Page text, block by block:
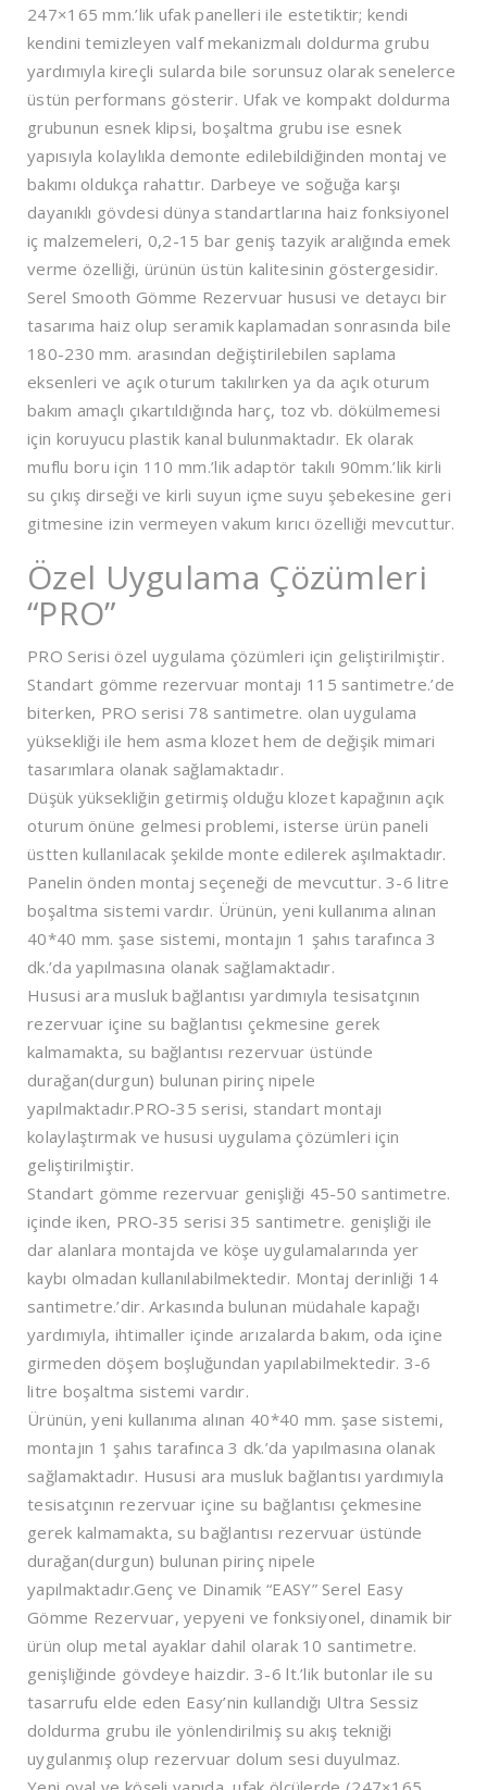
247×165 mm.’lik ufak panelleri ile estetiktir; kendi
kendini temizleyen valf mekanizmalı doldurma grubu
yardımıyla kireçli sularda bile sorunsuz olarak senelerce
üstün performans gösterir. Ufak ve kompakt doldurma
grubunun esnek klipsi, boşaltma grubu ise esnek
yapısıyla kolaylıkla demonte edilebildiğinden montaj ve
bakımı oldukça rahattır. Darbeye ve soğuğa karşı
dayanıklı gövdesi dünya standartlarına haiz fonksiyonel
iç malzemeleri, 0,2-15 bar geniş tazyik aralığında emek
verme özelliği, ürünün üstün kalitesinin göstergesidir.
Serel Smooth Gömme Rezervuar hususi ve detaycı bir
tasarıma haiz olup seramik kaplamadan sonrasında bile
180-230 mm. arasından değiştirilebilen saplama
eksenleri ve açık oturum takılırken ya da açık oturum
bakım amaçlı çıkartıldığında harç, toz vb. dökülmemesi
için koruyucu plastik kanal bulunmaktadır. Ek olarak
muflu boru için 110 mm.’lik adaptör takılı 90mm.’lik kirli
su çıkış dirseği ve kirli suyun içme suyu şebekesine geri
gitmesine izin vermeyen vakum kırıcı özelliği mevcuttur.
Özel Uygulama Çözümleri
“PRO”
PRO Serisi özel uygulama çözümleri için geliştirilmiştir.
Standart gömme rezervuar montajı 115 santimetre.’de
biterken, PRO serisi 78 santimetre. olan uygulama
yüksekliği ile hem asma klozet hem de değişik mimari
tasarımlara olanak sağlamaktadır.
Düşük yüksekliğin getirmiş olduğu klozet kapağının açık
oturum önüne gelmesi problemi, isterse ürün paneli
üstten kullanılacak şekilde monte edilerek aşılmaktadır.
Panelin önden montaj seçeneği de mevcuttur. 3-6 litre
boşaltma sistemi vardır. Ürünün, yeni kullanıma alınan
40*40 mm. şase sistemi, montajın 1 şahıs tarafınca 3
dk.’da yapılmasına olanak sağlamaktadır.
Hususi ara musluk bağlantısı yardımıyla tesisatçının
rezervuar içine su bağlantısı çekmesine gerek
kalmamakta, su bağlantısı rezervuar üstünde
durağan(durgun) bulunan pirinç nipele
yapılmaktadır.PRO-35 serisi, standart montajı
kolaylaştırmak ve hususi uygulama çözümleri için
geliştirilmiştir.
Standart gömme rezervuar genişliği 45-50 santimetre.
içinde iken, PRO-35 serisi 35 santimetre. genişliği ile
dar alanlara montajda ve köşe uygulamalarında yer
kaybı olmadan kullanılabilmektedir. Montaj derinliği 14
santimetre.’dir. Arkasında bulunan müdahale kapağı
yardımıyla, ihtimaller içinde arızalarda bakım, oda içine
girmeden döşem boşluğundan yapılabilmektedir. 3-6
litre boşaltma sistemi vardır.
Ürünün, yeni kullanıma alınan 40*40 mm. şase sistemi,
montajın 1 şahıs tarafınca 3 dk.’da yapılmasına olanak
sağlamaktadır. Hususi ara musluk bağlantısı yardımıyla
tesisatçının rezervuar içine su bağlantısı çekmesine
gerek kalmamakta, su bağlantısı rezervuar üstünde
durağan(durgun) bulunan pirinç nipele
yapılmaktadır.Genç ve Dinamik “EASY” Serel Easy
Gömme Rezervuar, yepyeni ve fonksiyonel, dinamik bir
ürün olup metal ayaklar dahil olarak 10 santimetre.
genişliğinde gövdeye haizdir. 3-6 lt.’lik butonlar ile su
tasarrufu elde eden Easy’nin kullandığı Ultra Sessiz
doldurma grubu ile yönlendirilmiş su akış tekniği
uygulanmış olup rezervuar dolum sesi duyulmaz.